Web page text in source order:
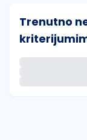
Trenutno